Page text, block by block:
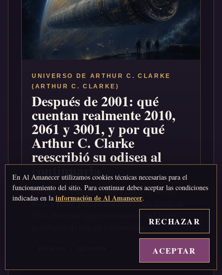
UNIVERSO DE ARTHUR C. CLARKE
(ARTHUR C. CLARKE)
Después de 2001: qué
cuentan realmente 2010,
2061 y 3001, y por qué
Arthur C. Clarke
reescribió su odisea al
continuarla
Las tres secuelas devuelven a Floyd, Bowman,
HAL y Poole, pero no conservan cada detalle de
prohibición de Europa y el conflicto...
En Al Amanecer utilizamos cookies técnicas necesarias para el
funcionamiento del sitio. Para continuar debes aceptar las condiciones
indicadas en la información de Al Amanecer.
RECHAZAR
ACEPTAR